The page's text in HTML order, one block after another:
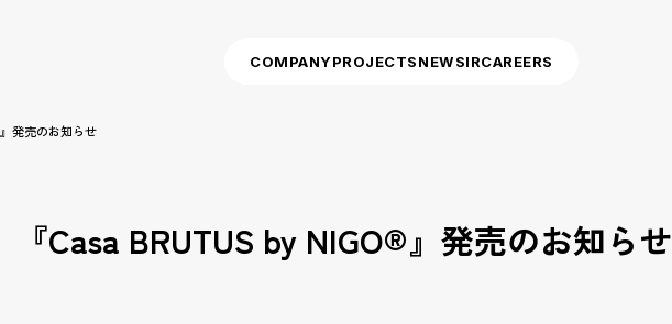
COMPANYPROJECTSNEWSIRCAREERS
発売のお知らせ
『Casa BRUTUS by NIGO®』発売のお知らせ